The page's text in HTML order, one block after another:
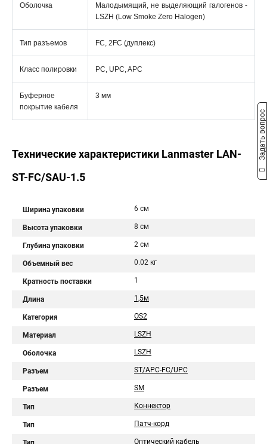
Оболочка
Малодымящий, не выделяющий галогенов -
LSZH (Low Smoke Zero Halogen)
Тип разъемов FC, 2FC (дуплекс)
Класс полировки PC, UPC, APC
Буферное
покрытие кабеля
3 мм
Технические характеристики Lanmaster LAN-
ST-FC/SAU-1.5
Ширина упаковки 6 см
Высота упаковки 8 см
Глубина упаковки 2 см
Объемный вес 0.02 кг
Кратность поставки 1
Длина 1,5м
Категория OS2
Материал LSZH
Оболочка LSZH
Разъем ST/APC-FC/UPC
Разъем SM
Тип Коннектор
Тип Патч-корд
Оптический кабель
Задать вопрос